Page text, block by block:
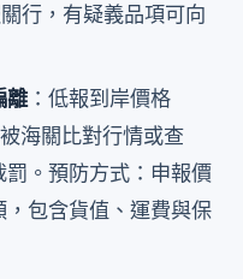
行，有疑義品項可向
離 ：低報到岸價格
海關比對行情或查
。預防方式：申報價
包含貨值、運費與保